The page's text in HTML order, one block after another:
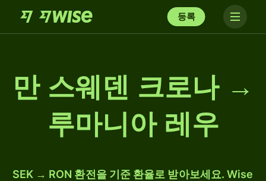
등록
만 스웨덴 크로나 →
루마니아 레우
SEK → RON 환전을 기준 환율로 받아보세요. Wise